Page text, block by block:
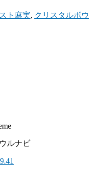
ト麻実, クリスタルボウ
ルナビ